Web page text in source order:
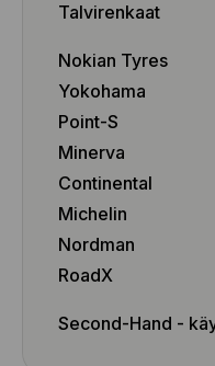
Talvirenkaat
Nokian Tyres
Yokohama
Point-S
Minerva
Continental
Michelin
Nordman
RoadX
Second-Hand -